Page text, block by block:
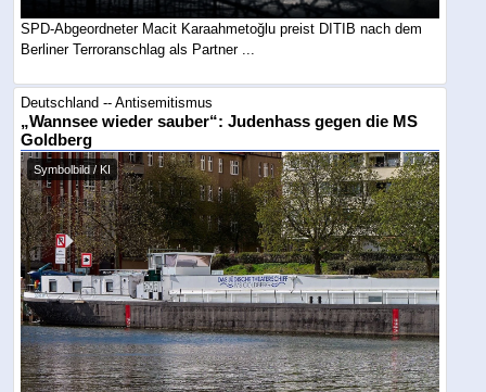
SPD-Abgeordneter Macit Karaahmetoğlu preist DITIB nach dem
Berliner Terroranschlag als Partner ...
Deutschland -- Antisemitismus
„Wannsee wieder sauber“: Judenhass gegen die MS
Goldberg
Symbolbild / KI